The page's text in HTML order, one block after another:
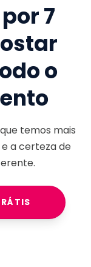
7
o
temos mais
a certeza de